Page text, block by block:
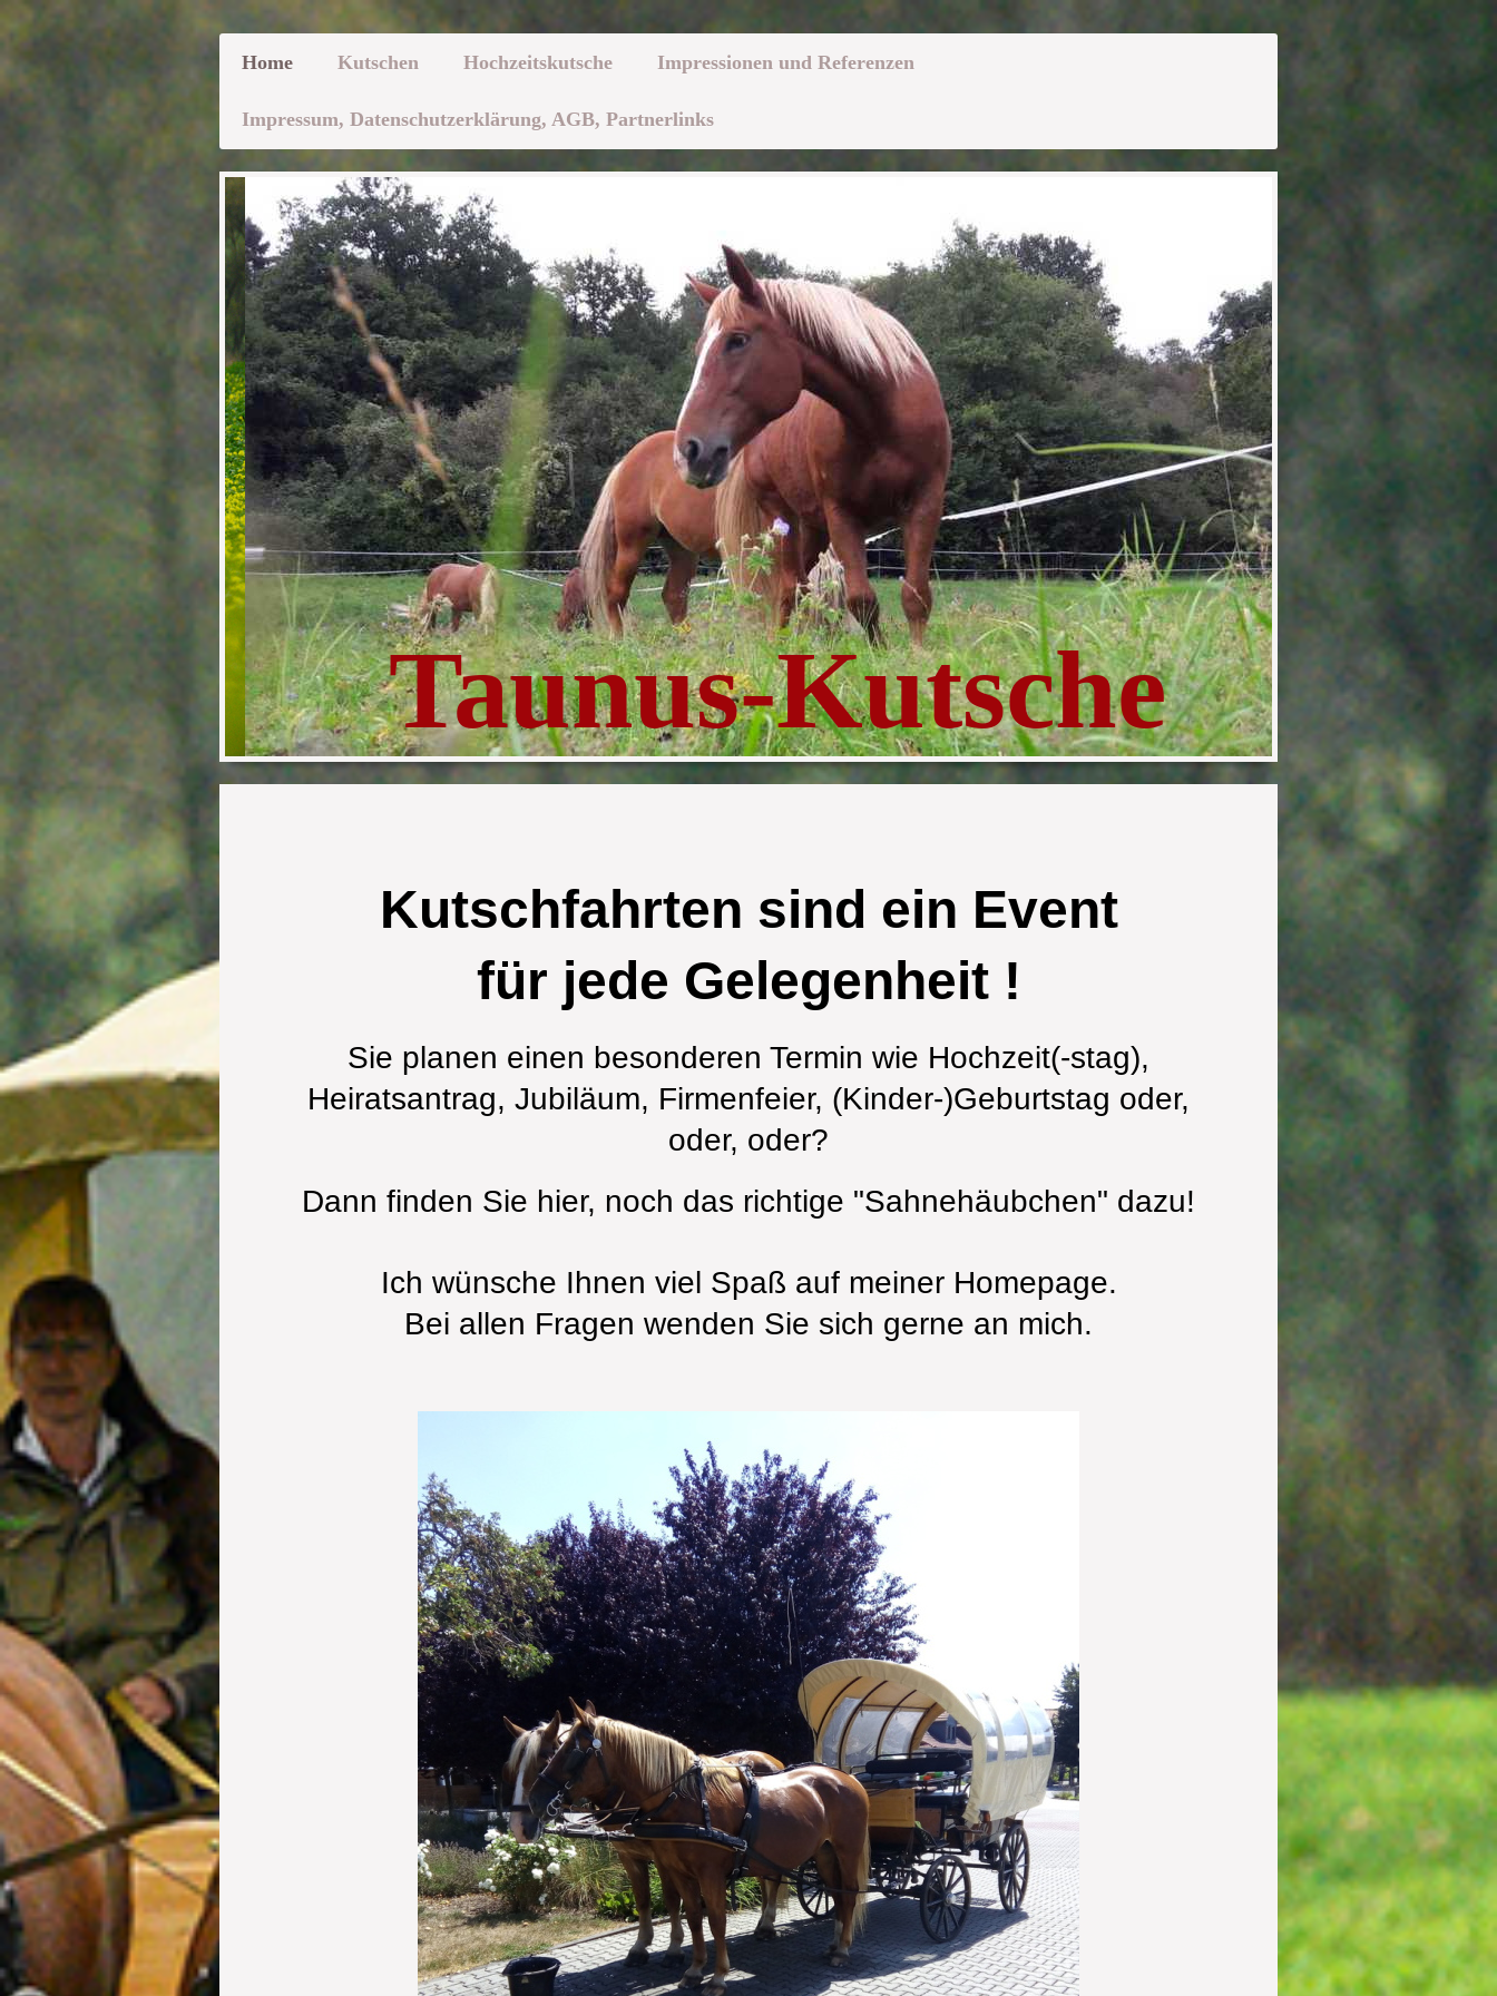
Home Kutschen Hochzeitskutsche Impressionen und Referenzen
Impressum, Datenschutzerklärung, AGB, Partnerlinks
Taunus-Kutsche
Kutschfahrten sind ein Event
für jede Gelegenheit !
Sie planen einen besonderen Termin wie Hochzeit(-stag),
Heiratsantrag, Jubiläum, Firmenfeier, (Kinder-)Geburtstag oder,
oder, oder?
Dann finden Sie hier, noch das richtige "Sahnehäubchen" dazu!
Ich wünsche Ihnen viel Spaß auf meiner Homepage.
Bei allen Fragen wenden Sie sich gerne an mich.